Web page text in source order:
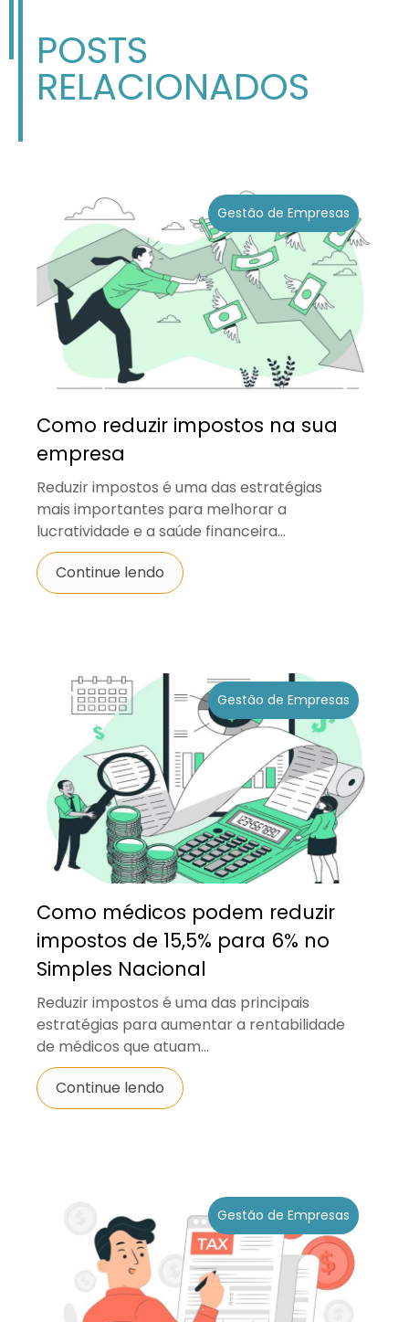
POSTS
RELACIONADOS
Gestão de Empresas
Como reduzir impostos na sua
empresa
Reduzir impostos é uma das estratégias
mais importantes para melhorar a
lucratividade e a saúde financeira...
Continue lendo
Gestão de Empresas
Como médicos podem reduzir
impostos de 15,5% para 6% no
Simples Nacional
Reduzir impostos é uma das principais
estratégias para aumentar a rentabilidade
de médicos que atuam...
Continue lendo
Gestão de Empresas